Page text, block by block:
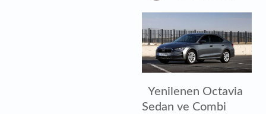
Yenilenen Octavia
Sedan ve Combi